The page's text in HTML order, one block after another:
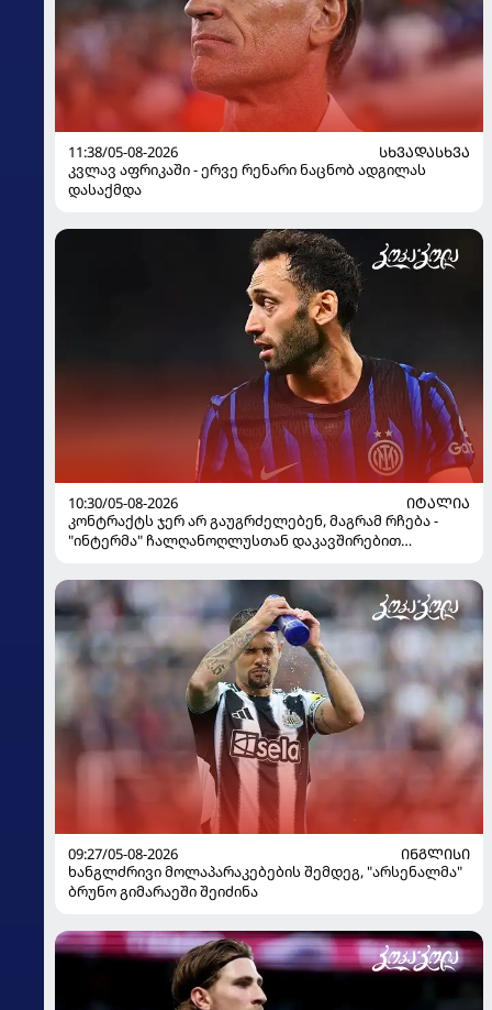
11:38/05-08-2026
ᲡᲮᲕᲐᲓᲐᲡᲮᲕᲐ
კვლავ აფრიკაში - ერვე რენარი ნაცნობ ადგილას
დასაქმდა
10:30/05-08-2026
ᲘᲢᲐᲚᲘᲐ
კონტრაქტს ჯერ არ გაუგრძელებენ, მაგრამ რჩება -
"ინტერმა" ჩალღანოღლუსთან დაკავშირებით
09:27/05-08-2026
ᲘᲜᲒᲚᲘᲡᲘ
ხანგლძრივი მოლაპარაკებების შემდეგ, "არსენალმა"
ბრუნო გიმარაეში შეიძინა